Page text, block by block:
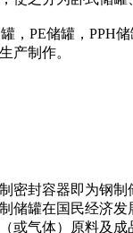
，PE储罐，PPH
产制作。
密封容器即为钢
储罐在国民经济
或气体）原料及